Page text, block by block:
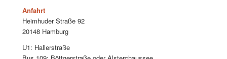
Anfahrt
Heimhuder Straße 92
20148 Hamburg
U1: Hallerstraße